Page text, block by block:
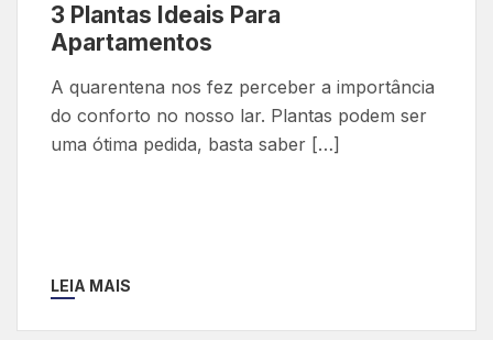
3 Plantas Ideais Para
Apartamentos
A quarentena nos fez perceber a importância
do conforto no nosso lar. Plantas podem ser
uma ótima pedida, basta saber […]
LEIA MAIS